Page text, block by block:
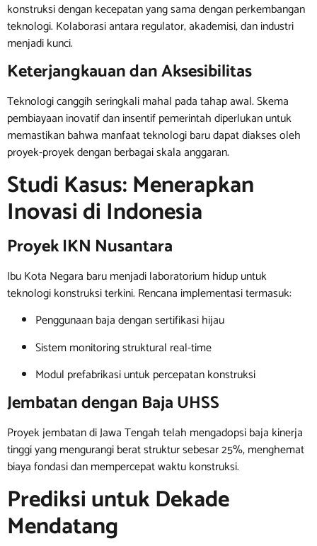
konstruksi dengan kecepatan yang sama dengan perkembangan
teknologi. Kolaborasi antara regulator, akademisi, dan industri
menjadi kunci.
Keterjangkauan dan Aksesibilitas
Teknologi canggih seringkali mahal pada tahap awal. Skema
pembiayaan inovatif dan insentif pemerintah diperlukan untuk
memastikan bahwa manfaat teknologi baru dapat diakses oleh
proyek-proyek dengan berbagai skala anggaran.
Studi Kasus: Menerapkan
Inovasi di Indonesia
Proyek IKN Nusantara
Ibu Kota Negara baru menjadi laboratorium hidup untuk
teknologi konstruksi terkini. Rencana implementasi termasuk:
Penggunaan baja dengan sertifikasi hijau
Sistem monitoring struktural real-time
Modul prefabrikasi untuk percepatan konstruksi
Jembatan dengan Baja UHSS
Proyek jembatan di Jawa Tengah telah mengadopsi baja kinerja
tinggi yang mengurangi berat struktur sebesar 25%, menghemat
biaya fondasi dan mempercepat waktu konstruksi.
Prediksi untuk Dekade
Mendatang